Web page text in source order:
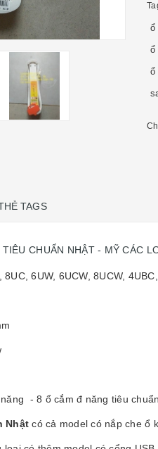
ổ
ổ
ổ
TAGS
TIÊU CHUẨN NHẬT - MỸ CÁC
6UW, 6UCW, 8UCW,
- 8 ổ cắm đ năng tiêu
Nhậtcó cả model có nắp che ổ